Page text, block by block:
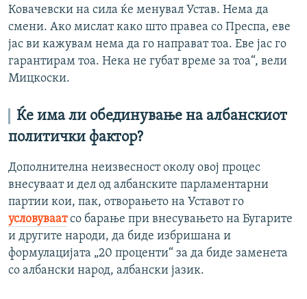
Ковачевски на сила ќе менувал Устав. Нема да
смени. Ако мислат како што правеа со Преспа, еве
јас ви кажувам нема да го направат тоа. Еве јас го
гарантирам тоа. Нека не губат време за тоа“, вели
Мицкоски.
Ќе има ли oбединување на албанскиот
политички фактор?
Дополнителна неизвесност околу овој процес
внесуваат и дел од албанските парламентарни
партии кои, пак, отворањето на Уставот го
условуваатсо барање при внесувањето на Бугарите
и другите народи, да биде избришана и
формулацијата „20 проценти“ за да биде заменета
со албански народ, албански јазик.